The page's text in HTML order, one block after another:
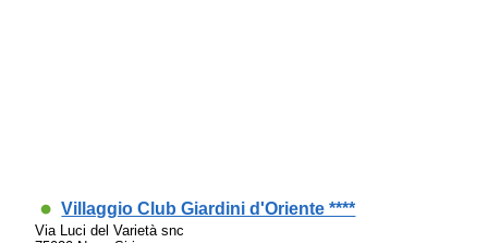
Villaggio Club Giardini d'Oriente ****
Via Luci del Varietà snc